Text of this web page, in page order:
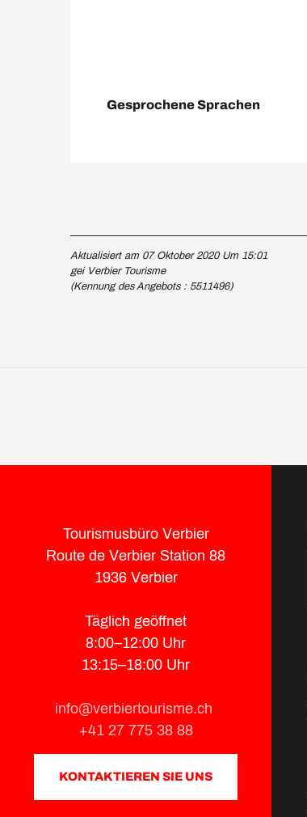
Gesprochene Sprachen
Gesprochene Sprachen
Aktualisiert am 07 Oktober 2020 Um 15:01
gei Verbier Tourisme
(Kennung des Angebots : 5511496)
Tourismusbüro Verbier
Route de Verbier Station 88
1936 Verbier
Täglich geöffnet
8:00–12:00 Uhr
13:15–18:00 Uhr
info@verbiertourisme.ch
+41 27 775 38 88
KONTAKTIEREN SIE UNS